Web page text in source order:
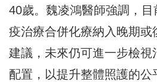
40歲。魏凌鴻醫師強調，
疫治療合併化療納入晚期或
建議，未來仍可進一步檢視
配置，以提升整體照護的公